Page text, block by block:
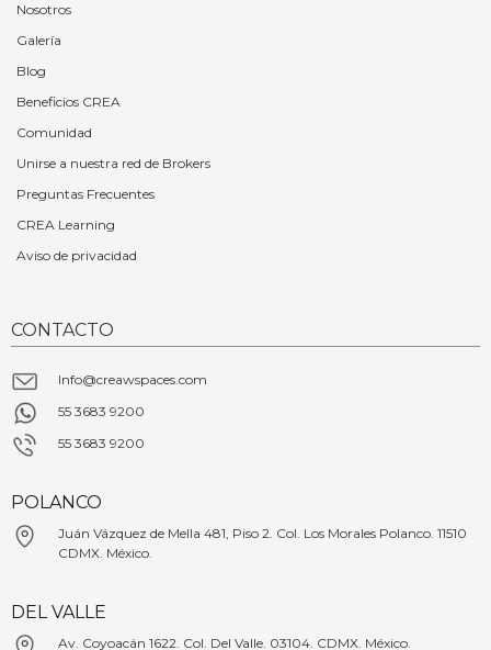
Nosotros
Galería
Blog
Beneficios CREA
Comunidad
Unirse a nuestra red de Brokers
Preguntas Frecuentes
CREA Learning
Aviso de privacidad
CONTACTO
Info@creawspaces.com
55 3683 9200
55 3683 9200
POLANCO
Juán Vázquez de Mella 481, Piso 2. Col. Los Morales Polanco. 11510
CDMX. México.
DEL VALLE
Av. Coyoacán 1622. Col. Del Valle. 03104. CDMX. México.